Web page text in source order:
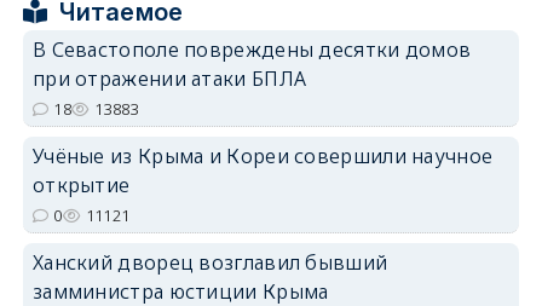
erid: 2SDnjcrDNw6
Читаемое
В Севастополе повреждены десятки домов
при отражении атаки БПЛА
18 13883
Учёные из Крыма и Кореи совершили научное
открытие
0 11121
Ханский дворец возглавил бывший
замминистра юстиции Крыма